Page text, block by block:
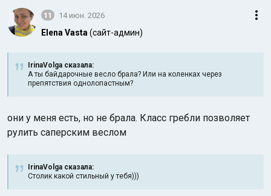
11 14 июн. 2026
Elena Vasta (сайт-админ)
IrinaVolga сказалa:
А ты байдарочные весло брала? Или на коленках через
препятствия однолопастным?
они у меня есть, но не брала. Класс гребли позволяет
рулить саперским веслом
IrinaVolga сказалa:
Столик какой стильный у тебя)))